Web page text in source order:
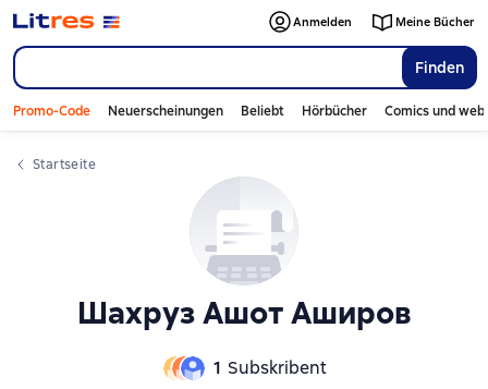
Finden
Anmelden Meine Bücher
Promo-Code Neuerscheinungen Beliebt Hörbücher Comics und
Startseite
Шахруз Ашот Аширов
1 Subskribent
Слайдер с книгами
Слайдер с книгами